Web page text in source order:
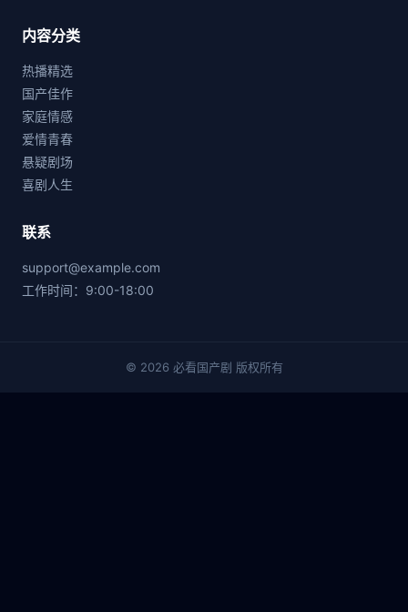
内容分类
热播精选
国产佳作
家庭情感
爱情青春
悬疑剧场
喜剧人生
联系
support@example.com
工作时间：9:00-18:00
© 2026 必看国产剧 版权所有